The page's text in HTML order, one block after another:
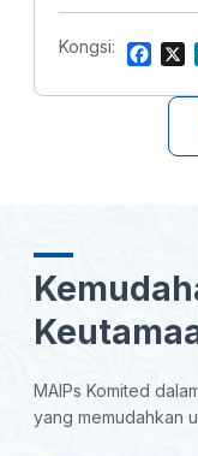
Kongsi:
F
c
X
MAIPs Komited
yang memudahkan